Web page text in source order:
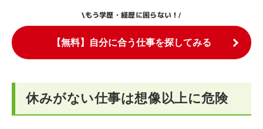
\もう学歴・経歴に困らない！/
【無料】自分に合う仕事を探してみる
休みがない仕事は想像以上に危険